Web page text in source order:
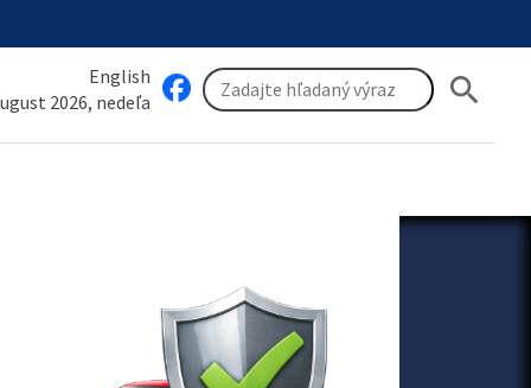
English
2026, nedeľa
search